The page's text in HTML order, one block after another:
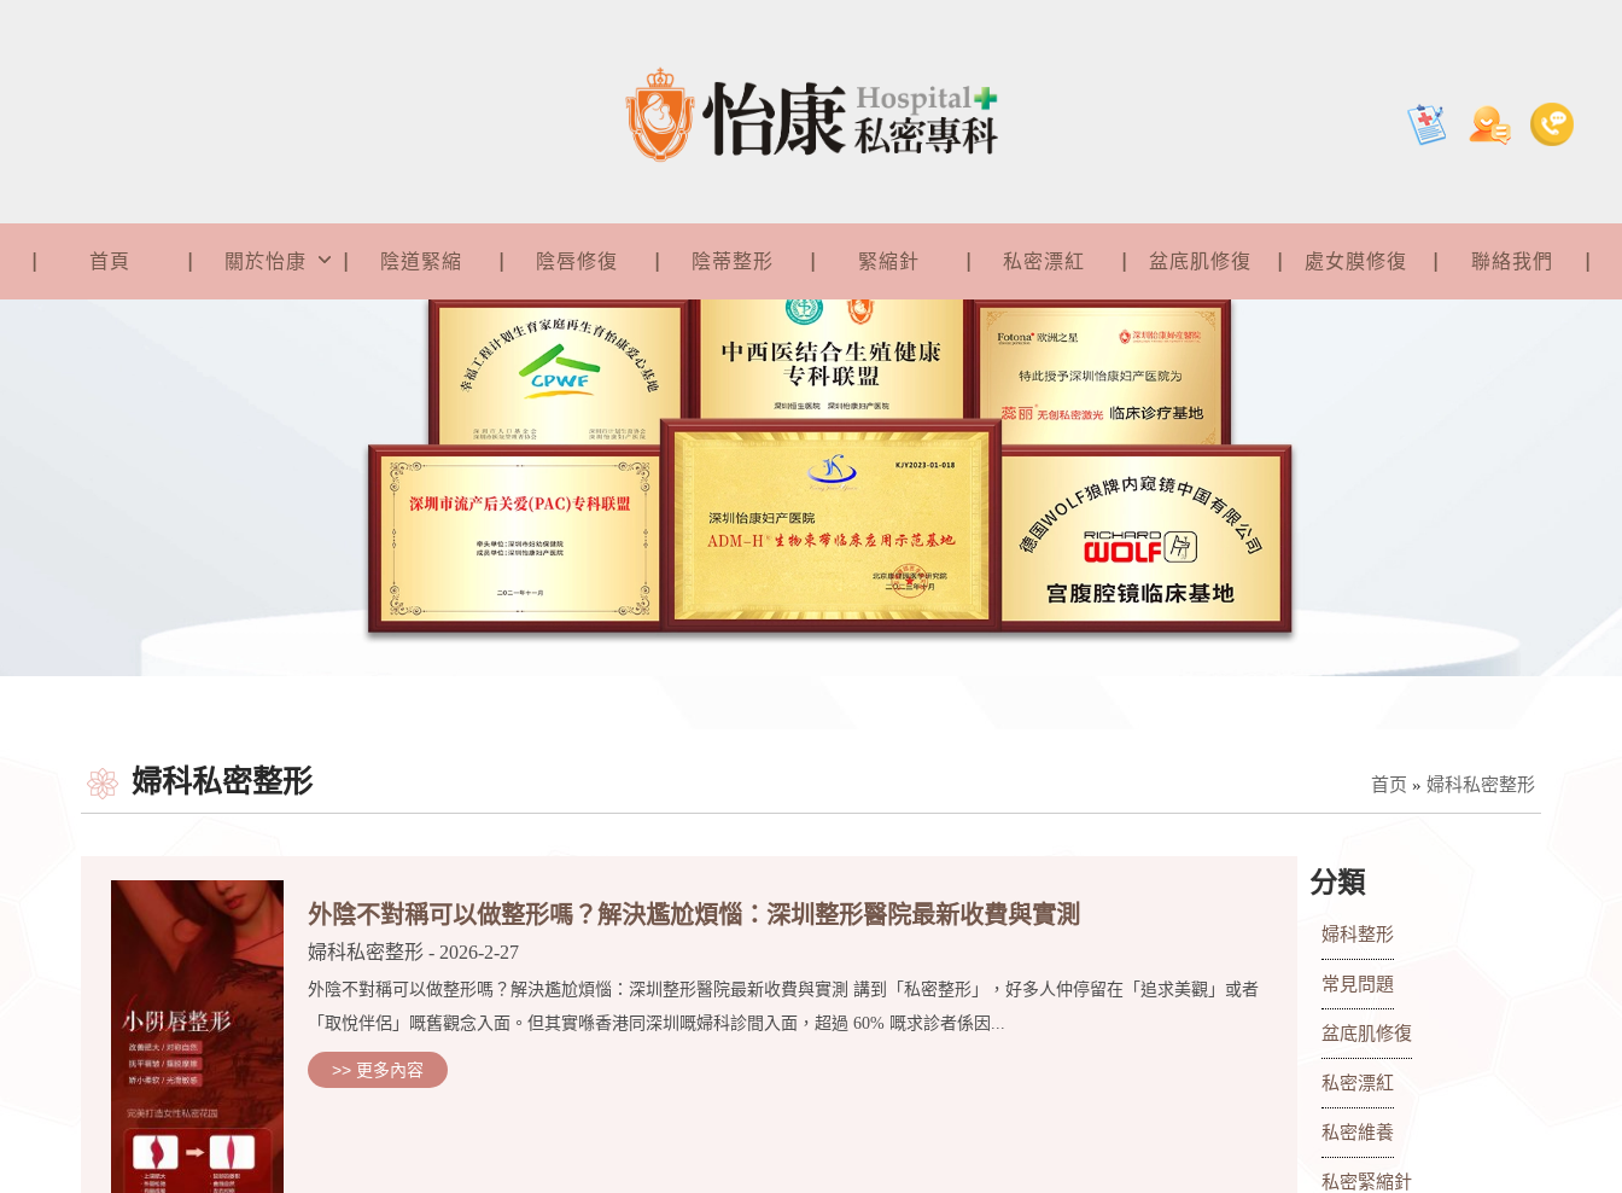
首頁 關於怡康 陰道緊縮 陰唇修復 陰蒂整形 緊縮針 私密漂紅 盆底肌修復 處女膜修復 聯絡我們
婦科私密整形 首页 » 婦科私密整形
外陰不對稱可以做整形嗎？解決尷尬煩惱：深圳整形醫院最新收費與實測
婦科私密整形- 2026-2-27
外陰不對稱可以做整形嗎？解決尷尬煩惱：深圳整形醫院最新收費與實測 講到「私密整形」，好多人仲停留在「追求美觀」或者
「取悅伴侶」嘅舊觀念入面。但其實喺香港同深圳嘅婦科診間入面，超過 60% 嘅求診者係因...
>> 更多內容
分類
婦科整形
常見問題
盆底肌修復
私密漂紅
私密維養
私密緊縮針